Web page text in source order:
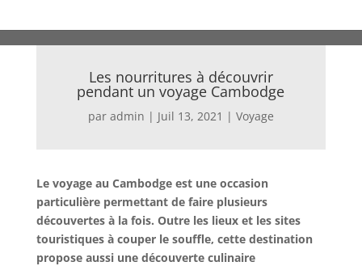
Les nourritures à découvrir
pendant un voyage Cambodge
par admin | Juil 13, 2021 | Voyage
Le voyage au Cambodge est une occasion
particulière permettant de faire plusieurs
découvertes à la fois. Outre les lieux et les sites
touristiques à couper le souffle, cette destination
propose aussi une découverte culinaire